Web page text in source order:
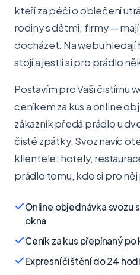
kteří za péči o oblečení
rodiny s dětmi, firmy —
docházet. Na webu hledají
stojí a jestli si pro prádlo
Postavím pro Vaši čistírnu
ceníkem za kus a online
zákazník předá prádlo u
čisté zpátky. Svoz navíc
klientele: hotely,
prádlo tomu, kdo si pro
Online objednávka svozu
okna
Ceník za kus přepínaný
Expresní čištění do 24